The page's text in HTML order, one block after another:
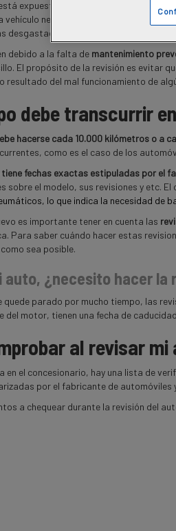
expuesto diariamente a varios
necesita someterse
desgastadas por el tiempo de uso o
debido a la falta de mantenimiento
El propósito de la revisión es evitar
resultado del mal funcionamiento de
debe transcurrir
hacerse cada 10.000 kilómetros o a
como es el caso de los
fechas exactas estipuladas por el
sobre el modelo, sus revisiones y etc.
lo que indica la necesidad
es importante tener en cuenta las
Para saber cuándo hacer estas
sea posible.
auto, ¿necesito hacer la
quede parado por mucho tiempo, las
del motor, tienen una fecha de
al revisar
en el concesionario, hay una lista de
por el fabricante de
a chequear durante la revisión del